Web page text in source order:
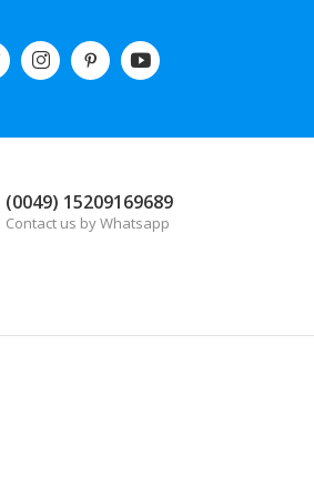
(0049) 15209169689
Contact us by Whatsapp